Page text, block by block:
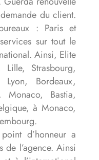
du client.
: Paris et
sur tout le
Ainsi, Elite
Strasbourg,
Bordeaux,
Monaco, Bastia,
à Monaco,
d’honneur a
de l’agence. Ainsi